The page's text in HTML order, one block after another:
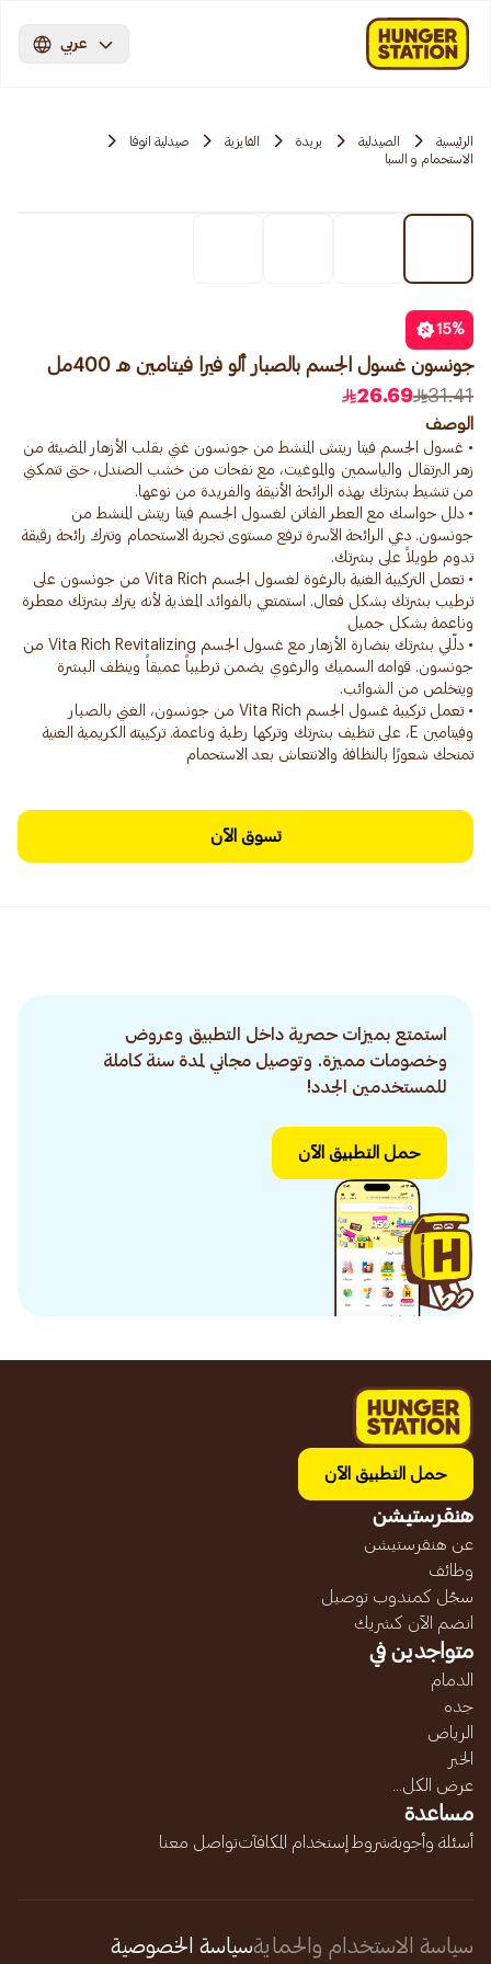
عربي
الرئيسية الصيدلية بريدة الفايزية
صيدلية انوفا
الاستحمام و السبا
15%
جونسون غسول الجسم بالصبار ألو فيرا فيتامين هـ 400مل
31.41
26.69
الوصف
• غسول الجسم فيتا ريتش المنشط من جونسون غني بقلب الأزهار المضيئة من
زهر البرتقال والياسمين والموغيت، مع نفحات من خشب الصندل، حتى تتمكني
• دلل حواسك مع العطر الفاتن لغسول الجسم فيتا ريتش المنشط من
جونسون. دعي الرائحة الآسرة ترفع مستوى تجربة الاستحمام وتترك رائحة رقيقة
• تعمل التركيبة الغنية بالرغوة لغسول الجسم Vita Rich من جونسون على
ترطيب بشرتك بشكل فعال. استمتعي بالفوائد المغذية لأنه يترك بشرتك معطرة
• دلّلي بشرتك بنضارة الأزهار مع غسول الجسم Vita Rich Revitalizing من
جونسون. قوامه السميك والرغوي يضمن ترطيباً عميقاً وينظف البشرة
• تعمل تركيبة غسول الجسم Vita Rich من جونسون، الغني بالصبار
وفيتامين E، على تنظيف بشرتك وتركها رطبة وناعمة. تركيبته الكريمية الغنية
تمنحك شعورًا بالنظافة والانتعاش بعد الاستحمام
تسوق الآن
استمتع بميزات حصرية داخل التطبيق وعروض
وخصومات مميزة. وتوصيل مجاني لمدة سنة كاملة
للمستخدمين الجدد!
حمل التطبيق الآن
حمل التطبيق الآن
هنقرستيشن
عن هنقرستيشن
وظائف
سجّل كمندوب توصيل
انضم الآن كشريك
متواجدين في
الدمام
جده
الرياض
الخبر
عرض الكل...
مساعدة
أسئلة وأجوبةشروط إستخدام المكافآتتواصل معنا
سياسة الاستخدام والحمايةسياسة الخصوصية